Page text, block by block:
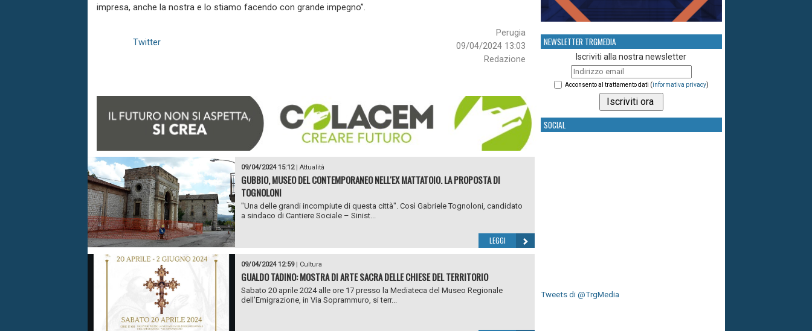
impresa, anche la nostra e lo stiamo facendo con grande impegno”.
Perugia
09/04/2024 13:03
Redazione
Twitter
09/04/2024 15:12| Attualità
GUBBIO, MUSEO DEL CONTEMPORANEO NELL'EX MATTATOIO. LA PROPOSTA DI
TOGNOLONI
"Una delle grandi incompiute di questa città". Così Gabriele Tognoloni, candidato
a sindaco di Cantiere Sociale – Sinist...
LEGGI
09/04/2024 12:59| Cultura
GUALDO TADINO: MOSTRA DI ARTE SACRA DELLE CHIESE DEL TERRITORIO
Sabato 20 aprile 2024 alle ore 17 presso la Mediateca del Museo Regionale
dell’Emigrazione, in Via Soprammuro, si terr...
NEWSLETTER TRGMEDIA
Iscriviti alla nostra newsletter
Acconsento al trattamento dati (informativa privacy)
SOCIAL
Tweets di @TrgMedia